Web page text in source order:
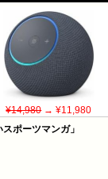
¥14,980→ ¥11,980
ポーツマンガ」